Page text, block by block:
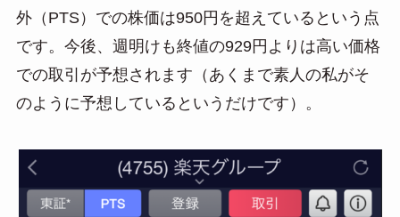
外（PTS）での株価は950円を超えているという点
です。今後、週明けも終値の929円よりは高い価格
での取引が予想されます（あくまで素人の私がそ
のように予想しているというだけです）。